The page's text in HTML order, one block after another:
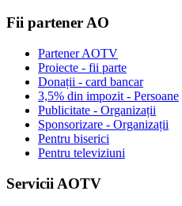
Fii partener AO
Partener AOTV
Proiecte - fii parte
Donații - card bancar
3,5% din impozit - Persoane
Publicitate - Organizații
Sponsorizare - Organizații
Pentru biserici
Pentru televiziuni
Servicii AOTV